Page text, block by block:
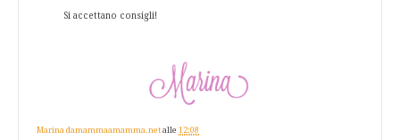
Si accettano consigli!
Marina damammaamamma.net alle 12:08